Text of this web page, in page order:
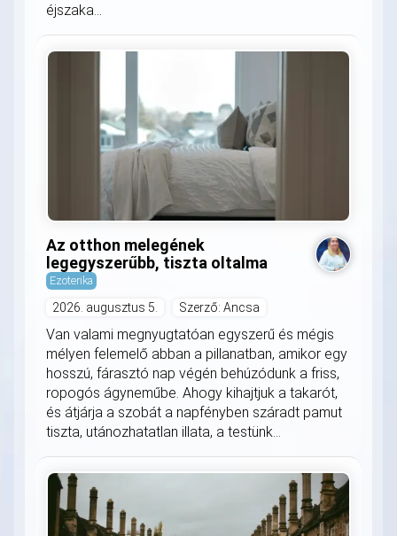
éjszaka...
Az otthon melegének
legegyszerűbb, tiszta oltalma
Ezoterika
2026. augusztus 5. Szerző: Ancsa
Van valami megnyugtatóan egyszerű és mégis
mélyen felemelő abban a pillanatban, amikor egy
hosszú, fárasztó nap végén behúzódunk a friss,
ropogós ágyneműbe. Ahogy kihajtjuk a takarót,
és átjárja a szobát a napfényben száradt pamut
tiszta, utánozhatatlan illata, a testünk...